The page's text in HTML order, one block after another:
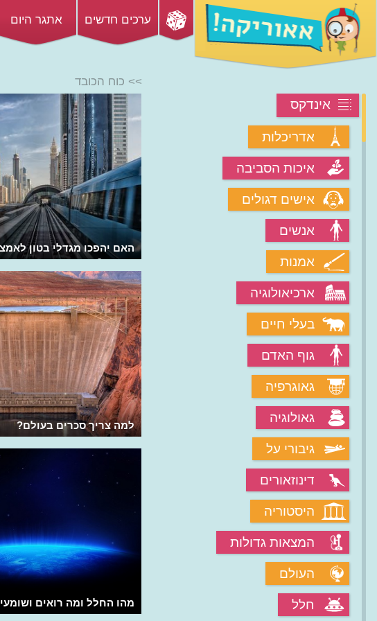
ערכים חדשים אתגר היום
אינדקס
אדריכלות
איכות הסביבה
אישים דגולים
אנשים
אמנות
ארכיאולוגיה
בעלי חיים
גוף האדם
גאוגרפיה
גאולוגיה
גיבורי על
דינוזאורים
היסטוריה
המצאות גדולות
העולם
חלל
>> כוח הכובד
האם יהפכו מגדלי בטון
אנרגיה?
למה צריך סכרים בעולם?
מהו החלל ומה רואים
איך נוצרים גלים בים? איך הגלים נוצרים?
מהי תחנת החלל המסתובבת "גלגל פון
בראון"?
מדוע עולה האוויר החם למעלה?